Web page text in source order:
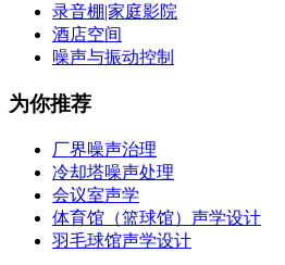
录音棚|家庭影院
酒店空间
噪声与振动控制
为你推荐
厂界噪声治理
冷却塔噪声处理
会议室声学
体育馆（篮球馆）声学设计
羽毛球馆声学设计